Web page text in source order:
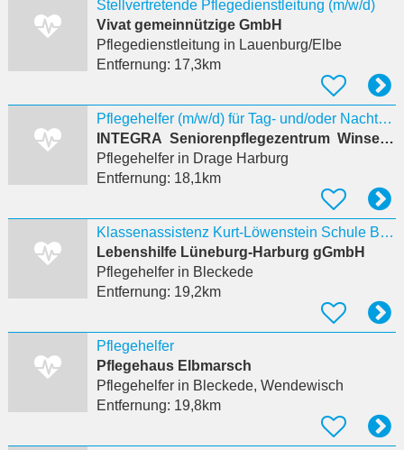
Stellvertretende Pflegedienstleitung (m/w/d)
Vivat gemeinnützige GmbH
Pflegedienstleitung in Lauenburg/Elbe
Entfernung: 17,3km
Pflegehelfer (m/w/d) für Tag- und/oder Nachtdienst
INTEGRA Seniorenpflegezentrum Winsen-Luhe
Pflegehelferin Drage Harburg
Entfernung: 18,1km
Klassenassistenz Kurt-Löwenstein Schule Bleckede (w/m/d)
Lebenshilfe Lüneburg-Harburg gGmbH
Pflegehelferin Bleckede
Entfernung: 19,2km
Pflegehelfer
Pflegehaus Elbmarsch
Pflegehelferin Bleckede, Wendewisch
Entfernung: 19,8km